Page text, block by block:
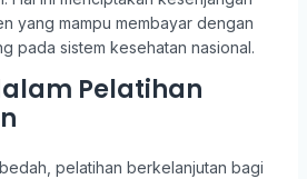
yang mampu membayar dengan
pada sistem kesehatan nasional.
Pelatihan
pelatihan berkelanjutan bagi